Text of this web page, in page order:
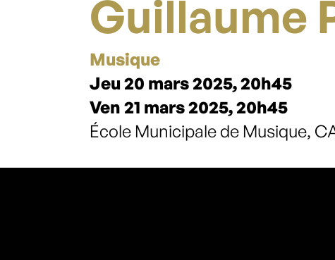
Guillaume
Musique
Jeu 20 mars 2025, 20h45
Ven 21 mars 2025, 20h45
École Municipale de Musique,